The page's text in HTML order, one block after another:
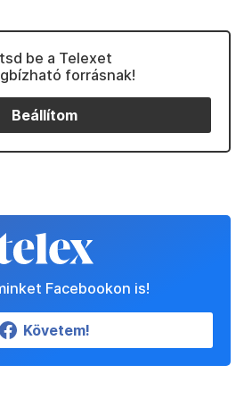
be a Telexet
forrásnak!
Beállítom
Facebookon is!
Követem!